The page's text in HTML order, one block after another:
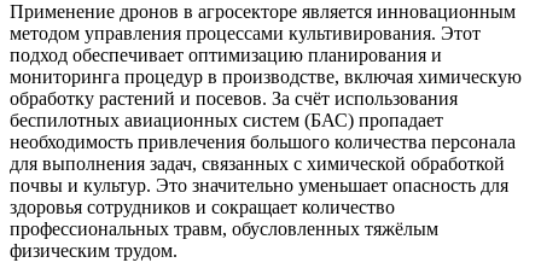
Применение дронов в агросекторе является инновационным
методом управления процессами культивирования. Этот
подход обеспечивает оптимизацию планирования и
мониторинга процедур в производстве, включая химическую
обработку растений и посевов. За счёт использования
беспилотных авиационных систем (БАС) пропадает
необходимость привлечения большого количества персонала
для выполнения задач, связанных с химической обработкой
почвы и культур. Это значительно уменьшает опасность для
здоровья сотрудников и сокращает количество
профессиональных травм, обусловленных тяжёлым
физическим трудом.